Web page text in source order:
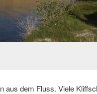
aus dem Fluss. Viele